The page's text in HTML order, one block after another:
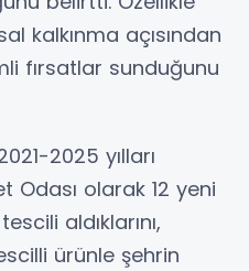
kalkınma açısından
fırsatlar sunduğunu
2025 yılları
Odası olarak 12 yeni
aldıklarını,
ürünle şehrin